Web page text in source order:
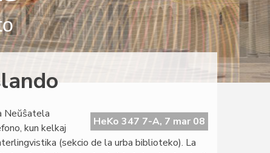
HeKo 347 7-A, 7 mar 08
Neŭŝatela
kun kelkaj
(sekcio de la urba biblioteko). La